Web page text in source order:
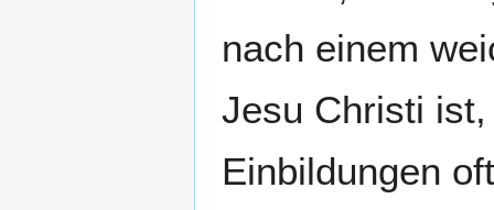
nach einem
Jesu Christi
Einbildungen